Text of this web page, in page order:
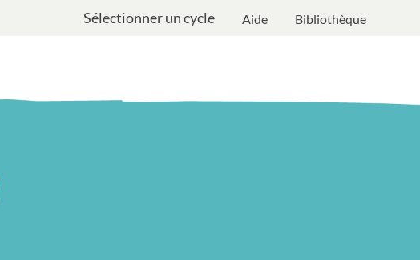
Sélectionner un cycle Aide Bibliothèque